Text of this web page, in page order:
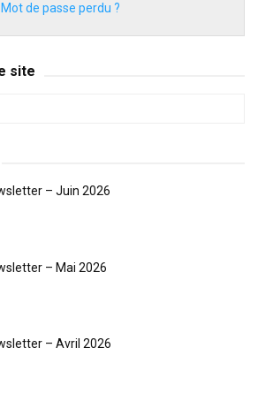
Mot de passe perdu ?
site
– Juin 2026
– Mai 2026
– Avril 2026